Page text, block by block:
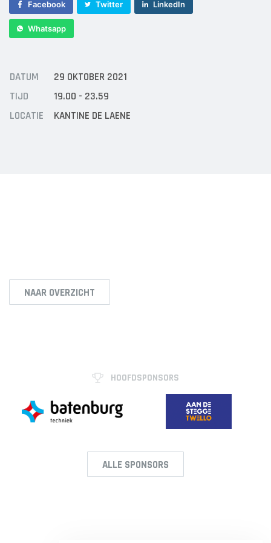
Sponsor worden
Facebook Twitter LinkedIn
Whatsapp
DATUM
29 OKTOBER 2021
TIJD
19.00 - 23.59
LOCATIE
KANTINE DE LAENE
NAAR OVERZICHT
HOOFDSPONSORS
ALLE SPONSORS